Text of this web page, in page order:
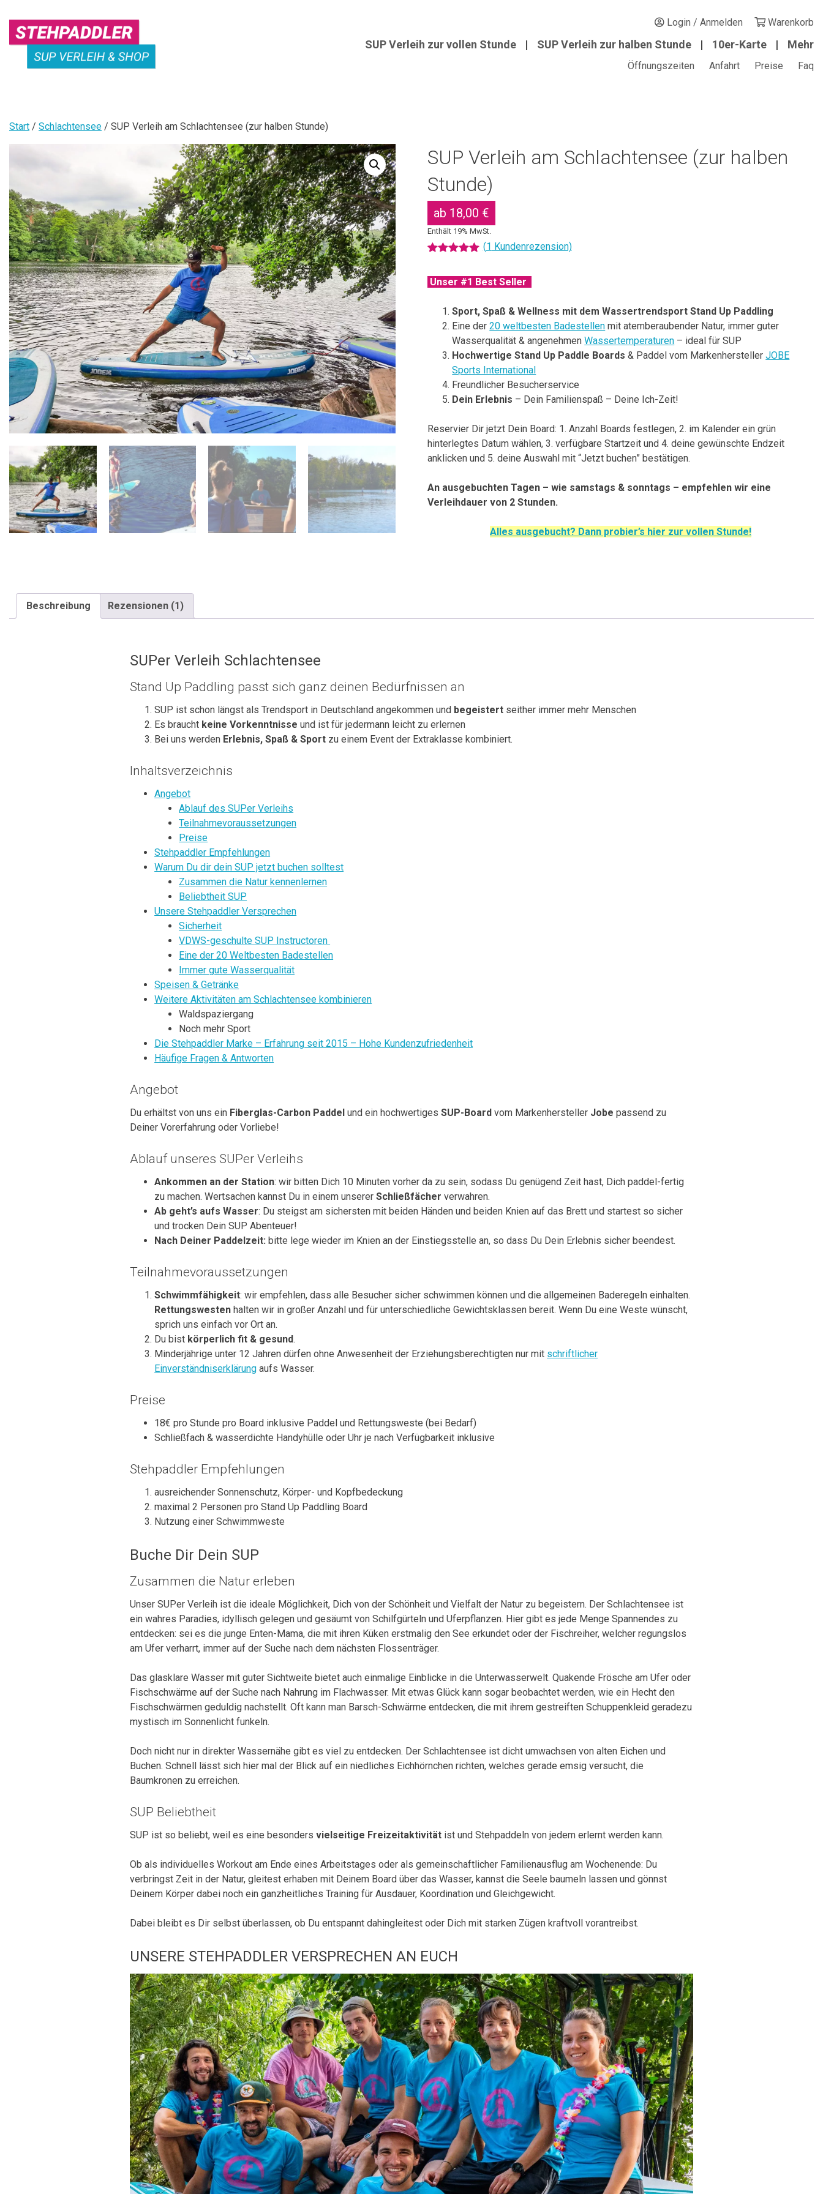
content
VERLEIH
Login / Anmelden Warenkorb
SUP Verleih zur vollen Stunde SUP Verleih zur halben Stunde 10er-Karte Mehr
Öffnungszeiten Anfahrt Preise Faq
Start / Schlachtensee / SUP Verleih am Schlachtensee (zur halben Stunde)
SUP Verleih am Schlachtensee (zur halben
Stunde)
ab 18,00 €
Enthält 19% MwSt.
basierend
auf
(1 Kundenrezension)
Unser #1 Best Seller
Sport, Spaß & Wellness mit dem Wassertrendsport Stand Up Paddling
Eine der20 weltbesten Badestellen mit atemberaubender Natur, immer guter
Wasserqualität & angenehmenWassertemperaturen – ideal für SUP
Hochwertige Stand Up Paddle Boards & Paddel vom MarkenherstellerJOBE
Sports International
Freundlicher Besucherservice
Dein Erlebnis – Dein Familienspaß – Deine Ich-Zeit!
Reservier Dir jetzt Dein Board: 1. Anzahl Boards festlegen, 2. im Kalender ein grün
hinterlegtes Datum wählen, 3. verfügbare Startzeit und 4. deine gewünschte Endzeit
anklicken und 5. deine Auswahl mit “Jetzt buchen” bestätigen.
An ausgebuchten Tagen – wie samstags & sonntags – empfehlen wir eine
Verleihdauer von 2 Stunden.
Alles ausgebucht? Dann probier’s hier zur vollen Stunde!
Beschreibung Rezensionen (1)
SUPer Verleih Schlachtensee
Stand Up Paddling passt sich ganz deinen Bedürfnissen an
SUP ist schon längst als Trendsport in Deutschland angekommen und begeistert seither immer mehr Menschen
Es braucht keine Vorkenntnisse und ist für jedermann leicht zu erlernen
Bei uns werden Erlebnis, Spaß & Sport zu einem Event der Extraklasse kombiniert.
Inhaltsverzeichnis
Angebot
Ablauf des SUPer Verleihs
Teilnahmevoraussetzungen
Preise
Stehpaddler Empfehlungen
Warum Du dir dein SUP jetzt buchen solltest
Zusammen die Natur kennenlernen
Beliebtheit SUP
Unsere Stehpaddler Versprechen
Sicherheit
VDWS-geschulte SUP Instructoren
Eine der 20 Weltbesten Badestellen
Immer gute Wasserqualität
Speisen & Getränke
Weitere Aktivitäten am Schlachtensee kombinieren
Waldspaziergang
Noch mehr Sport
Die Stehpaddler Marke – Erfahrung seit 2015 – Hohe Kundenzufriedenheit
Häufige Fragen & Antworten
Angebot
Du erhältst von uns ein Fiberglas-Carbon Paddel und ein hochwertigesSUP-Board vom Markenhersteller Jobe passend zu
Deiner Vorerfahrung oder Vorliebe!
Ablauf unseres SUPer Verleihs
Ankommen an der Station: wir bitten Dich 10 Minuten vorher da zu sein, sodass Du genügend Zeit hast, Dich paddel-fertig
zu machen. Wertsachen kannst Du in einem unsererSchließfächer verwahren.
Ab geht’s aufs Wasser: Du steigst am sichersten mit beiden Händen und beiden Knien auf das Brett und startest so sicher
und trocken Dein SUP Abenteuer!
Nach Deiner Paddelzeit:bitte lege wieder im Knien an der Einstiegsstelle an, so dass Du Dein Erlebnis sicher beendest.
Teilnahmevoraussetzungen
Schwimmfähigkeit: wir empfehlen, dass alle Besucher sicher schwimmen können und die allgemeinen Baderegeln einhalten.
Rettungswesten halten wir in großer Anzahl und für unterschiedliche Gewichtsklassen bereit. Wenn Du eine Weste wünscht,
sprich uns einfach vor Ort an.
Du bist körperlich fit & gesund.
Minderjährige unter 12 Jahren dürfen ohne Anwesenheit der Erziehungsberechtigten nur mit schriftlicher
Einverständniserklärung aufs Wasser.
Preise
18€ pro Stunde pro Board inklusive Paddel und Rettungsweste (bei Bedarf)
Schließfach & wasserdichte Handyhülle oder Uhr je nach Verfügbarkeit inklusive
Stehpaddler Empfehlungen
ausreichender Sonnenschutz, Körper- und Kopfbedeckung
maximal 2 Personen pro Stand Up Paddling Board
Nutzung einer Schwimmweste
Buche Dir Dein SUP
Zusammen die Natur erleben
Unser SUPer Verleih ist die ideale Möglichkeit, Dich von der Schönheit und Vielfalt der Natur zu begeistern. Der Schlachtensee ist
ein wahres Paradies, idyllisch gelegen und gesäumt von Schilfgürteln und Uferpflanzen. Hier gibt es jede Menge Spannendes zu
entdecken: sei es die junge Enten-Mama, die mit ihren Küken erstmalig den See erkundet oder der Fischreiher, welcher regungslos
am Ufer verharrt, immer auf der Suche nach dem nächsten Flossenträger.
Das glasklare Wasser mit guter Sichtweite bietet auch einmalige Einblicke in die Unterwasserwelt. Quakende Frösche am Ufer oder
Fischschwärme auf der Suche nach Nahrung im Flachwasser. Mit etwas Glück kann sogar beobachtet werden, wie ein Hecht den
Fischschwärmen geduldig nachstellt.Oft kann man Barsch-Schwärme entdecken, die mit ihrem gestreiften Schuppenkleid geradezu
mystisch im Sonnenlicht funkeln.
Doch nicht nur in direkter Wassernähe gibt es viel zu entdecken. Der Schlachtensee ist dicht umwachsen von alten Eichen und
Buchen. Schnell lässt sich hier mal der Blick auf ein niedliches Eichhörnchen richten, welches gerade emsig versucht, die
Baumkronen zu erreichen.
SUP Beliebtheit
SUP ist so beliebt, weil es eine besondersvielseitige Freizeitaktivität ist und Stehpaddeln von jedem erlernt werden kann.
Ob als individuelles Workout am Ende eines Arbeitstages oder als gemeinschaftlicher Familienausflug am Wochenende: Du
verbringst Zeit in der Natur, gleitest erhaben mit Deinem Board über das Wasser, kannst die Seele baumeln lassen und gönnst
Deinem Körper dabei noch ein ganzheitliches Training für Ausdauer, Koordination und Gleichgewicht.
Dabei bleibt es Dir selbst überlassen, ob Du entspannt dahingleitest oder Dich mit starken Zügen kraftvoll vorantreibst.
UNSERE STEHPADDLER VERSPRECHEN AN EUCH